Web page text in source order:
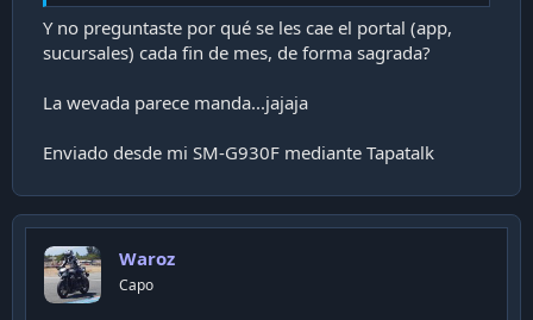
Y no preguntaste por qué se les cae el portal (app,
sucursales) cada fin de mes, de forma sagrada?
La wevada parece manda...jajaja
Enviado desde mi SM-G930F mediante Tapatalk
Waroz
Capo